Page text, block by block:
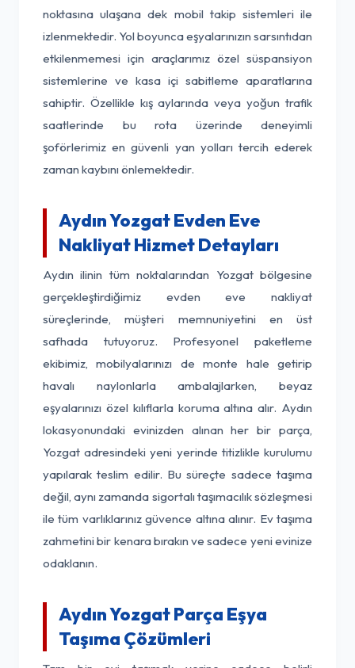
noktasına ulaşana dek mobil takip sistemleri ile
izlenmektedir. Yol boyunca eşyalarınızın sarsıntıdan
etkilenmemesi için araçlarımız özel süspansiyon
sistemlerine ve kasa içi sabitleme aparatlarına
sahiptir. Özellikle kış aylarında veya yoğun trafik
saatlerinde bu rota üzerinde deneyimli
şoförlerimiz en güvenli yan yolları tercih ederek
zaman kaybını önlemektedir.
Aydın Yozgat Evden Eve
Nakliyat Hizmet Detayları
Aydın ilinin tüm noktalarından Yozgat bölgesine
gerçekleştirdiğimiz evden eve nakliyat
süreçlerinde, müşteri memnuniyetini en üst
safhada tutuyoruz. Profesyonel paketleme
ekibimiz, mobilyalarınızı de monte hale getirip
havalı naylonlarla ambalajlarken, beyaz
eşyalarınızı özel kılıflarla koruma altına alır. Aydın
lokasyonundaki evinizden alınan her bir parça,
Yozgat adresindeki yeni yerinde titizlikle kurulumu
yapılarak teslim edilir. Bu süreçte sadece taşıma
değil, aynı zamanda sigortalı taşımacılık sözleşmesi
ile tüm varlıklarınız güvence altına alınır. Ev taşıma
zahmetini bir kenara bırakın ve sadece yeni evinize
odaklanın.
Aydın Yozgat Parça Eşya
Taşıma Çözümleri